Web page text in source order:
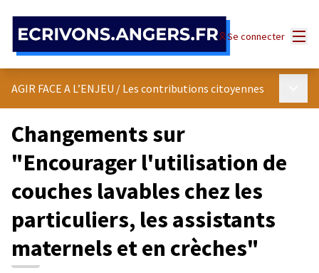
Se connecter
AGIR FACE A L’ENJEU / Les contributions citoyennes
Changements sur
"Encourager l'utilisation de
couches lavables chez les
particuliers, les assistants
maternels et en crèches"